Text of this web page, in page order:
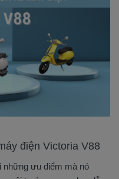
điện Victoria V88
những ưu điểm mà nó